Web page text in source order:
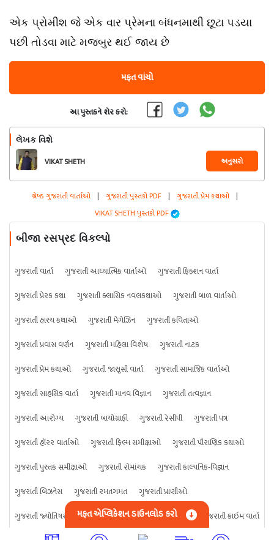
એક પ્રોમીશ જે એક વાર પ્રેમના બંધનમાથી છૂટા પડયા
પછી તોડવા માટે મજબુર થઈ જાય છે
મફત વાંચો
આ પુસ્તકને શેર કરો:
લેખક વિશે
VIKAT SHETH અનુસરો
શ્રેષ્ઠ ગુજરાતી વાર્તાઓ | ગુજરાતી પુસ્તકો PDF | ગુજરાતી પ્રેમ કથાઓ |
VIKAT SHETH પુસ્તકો PDF
બીજા રસપ્રદ વિકલ્પો
ગુજરાતી વાર્તા ગુજરાતી આધ્યાત્મિક વાર્તાઓ
ગુજરાતી ફિક્શન વાર્તા
ગુજરાતી પ્રેરક કથા
ગુજરાતી ક્લાસિક નવલકથાઓ
ગુજરાતી બાળ વાર્તાઓ
ગુજરાતી હાસ્ય કથાઓ
ગુજરાતી મેગેઝિન
ગુજરાતી કવિતાઓ
ગુજરાતી પ્રવાસ વર્ણન
ગુજરાતી મહિલા વિશેષ
ગુજરાતી નાટક
ગુજરાતી પ્રેમ કથાઓ
ગુજરાતી જાસૂસી વાર્તા
ગુજરાતી સામાજિક વાર્તાઓ
ગુજરાતી સાહસિક વાર્તા
ગુજરાતી માનવ વિજ્ઞાન
ગુજરાતી તત્વજ્ઞાન
ગુજરાતી આરોગ્ય
ગુજરાતી બાયોગ્રાફી ગુજરાતી રેસીપી
ગુજરાતી પત્ર
ગુજરાતી હૉરર વાર્તાઓ
ગુજરાતી ફિલ્મ સમીક્ષાઓ
ગુજરાતી પૌરાણિક કથાઓ
ગુજરાતી પુસ્તક સમીક્ષાઓ
ગુજરાતી રોમાંચક
ગુજરાતી કાલ્પનિક-વિજ્ઞાન
ગુજરાતી બિઝનેસ
ગુજરાતી રમતગમત
ગુજરાતી પ્રાણીઓ
ગુજરાતી જ્યોતિષશાસ્ત્ર
ગુજરાતી વિજ્ઞાન ગુજરાતી કંઈપણ ગુજરાતી ક્રાઇમ વાર્તા
મફત એપ્લિકેશન ડાઉનલોડ કરો